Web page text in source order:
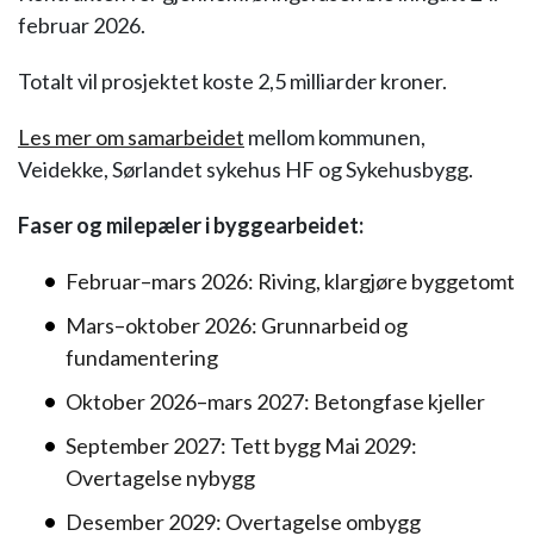
februar 2026.
Totalt vil prosjektet koste 2,5 milliarder kroner.
Les mer om samarbeidet mellom kommunen,
Veidekke, Sørlandet sykehus HF og Sykehusbygg.
Faser og milepæler i byggearbeidet:
Februar–mars 2026: Riving, klargjøre byggetomt
Mars–oktober 2026: Grunnarbeid og
fundamentering
Oktober 2026–mars 2027: Betongfase kjeller
September 2027: Tett bygg Mai 2029:
Overtagelse nybygg
Desember 2029: Overtagelse ombygg